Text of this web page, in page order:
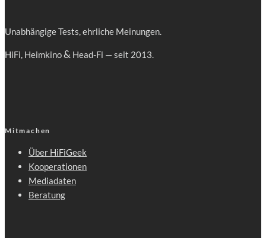
Unab­hän­gi­ge Tests, ehr­li­che Meinungen.
HiFi, Heim­ki­no& Head-Fi — seit 2013.
Mitmachen
Über HiFiGeek
Kooperationen
Mediadaten
Beratung